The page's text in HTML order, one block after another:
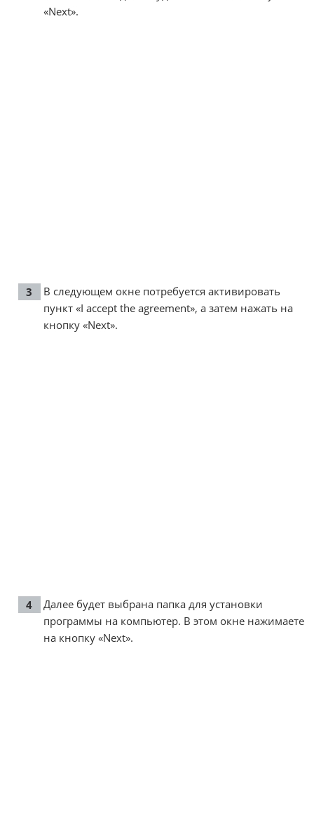
«Next».
В следующем окне потребуется активировать
пункт «I accept the agreement», а затем нажать на
кнопку «Next».
Далее будет выбрана папка для установки
программы на компьютер. В этом окне нажимаете
на кнопку «Next».